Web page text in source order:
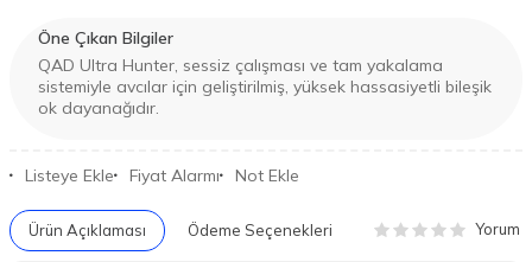
Öne Çıkan Bilgiler
QAD Ultra Hunter, sessiz çalışması ve tam yakalama
sistemiyle avcılar için geliştirilmiş, yüksek hassasiyetli bileşik
ok dayanağıdır.
Listeye Ekle Fiyat Alarmı Not Ekle
Ürün Açıklaması Ödeme Seçenekleri Yorum